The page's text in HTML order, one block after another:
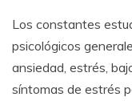
Los constantes
psicológicos
ansiedad, estrés,
síntomas de estrés